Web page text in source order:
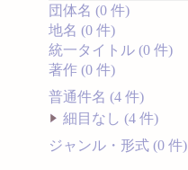
団体名 (0 件)
地名 (0 件)
統一タイトル (0 件)
著作 (0 件)
普通件名 (4 件)
細目なし (4 件)
ジャンル・形式 (0 件)